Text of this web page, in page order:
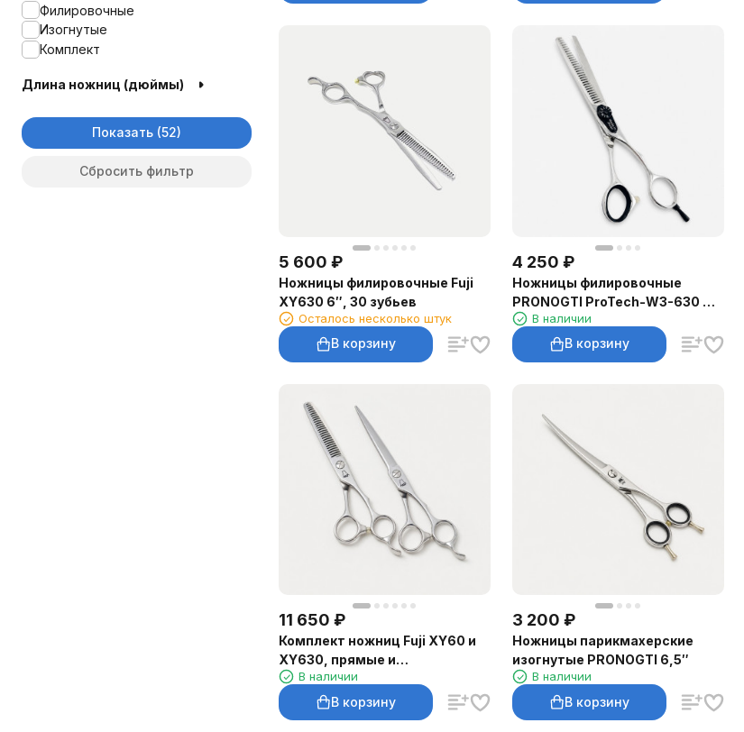
5 600 ₽
Ножницы филировочные Fuji
XY630 6″, 30 зубьев
Осталось несколько штук
В корзину
4 250 ₽
Ножницы филировочные
PRONOGTI ProTech-W3-630 6″,
30 зубьев
В наличии
В корзину
11 650 ₽
Комплект ножниц Fuji XY60 и
XY630, прямые и
филировочные
В наличии
В корзину
3 200 ₽
Ножницы парикмахерские
изогнутые PRONOGTI 6,5″
В наличии
В корзину
Филировочные
Изогнутые
Комплект
Длина ножниц (дюймы)
Показать
Сбросить фильтр